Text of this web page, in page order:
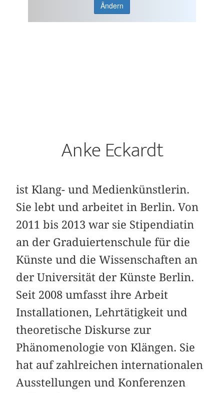
Ändern
Anke Eckardt
ist Klang- und Medienkünstlerin.
Sie lebt und arbeitet in Berlin. Von
2011 bis 2013 war sie Stipendiatin
an der Graduiertenschule für die
Künste und die Wissenschaften an
der Universität der Künste Berlin.
Seit 2008 umfasst ihre Arbeit
Installationen, Lehrtätigkeit und
theoretische Diskurse zur
Phänomenologie von Klängen. Sie
hat auf zahlreichen internationalen
Ausstellungen und Konferenzen